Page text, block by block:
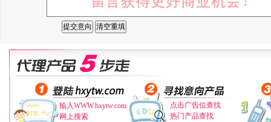
输入WWW.hxytw.com
网上搜索
点击广告位查找
热门产品查找